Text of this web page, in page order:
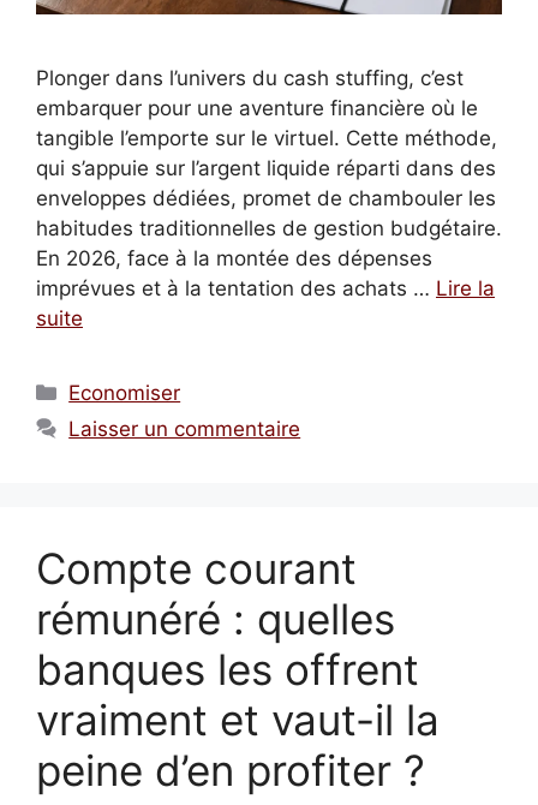
Plonger dans l’univers du cash stuffing, c’est
embarquer pour une aventure financière où le
tangible l’emporte sur le virtuel. Cette méthode,
qui s’appuie sur l’argent liquide réparti dans des
enveloppes dédiées, promet de chambouler les
habitudes traditionnelles de gestion budgétaire.
En 2026, face à la montée des dépenses
imprévues et à la tentation des achats … Lire la
suite
Catégories
Economiser
Laisser un commentaire
Compte courant
rémunéré : quelles
banques les offrent
vraiment et vaut-il la
peine d’en profiter ?